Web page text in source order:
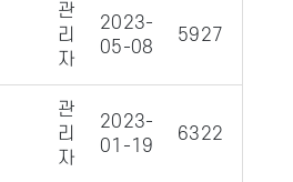
관
리
자
2023-
05-08
5927
관
리
자
2023-
01-19
6322